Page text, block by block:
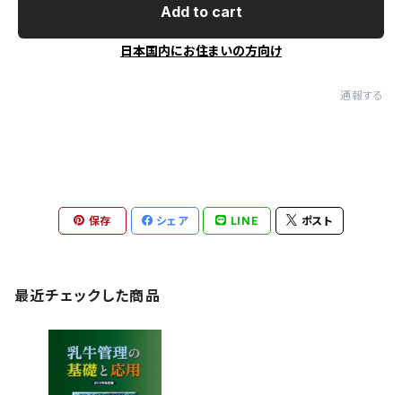
Add to cart
日本国内にお住まいの方向け
通報する
保存 シェア LINE ポスト
最近チェックした商品